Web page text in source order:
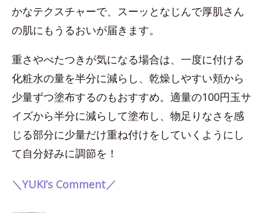
かなテクスチャーで、スーッとなじんで厚肌さん
の肌にもうるおいが届きます。
重さやべたつきが気になる場合は、一度に付ける
化粧水の量を半分に減らし、乾燥しやすい頬から
少量ずつ塗布するのもおすすめ。適量の100円玉サ
イズから半分に減らして塗布し、物足りなさを感
じる部分に少量だけ重ね付けをしていくようにし
て自分好みに調節を！
＼YUKI’s Comment／